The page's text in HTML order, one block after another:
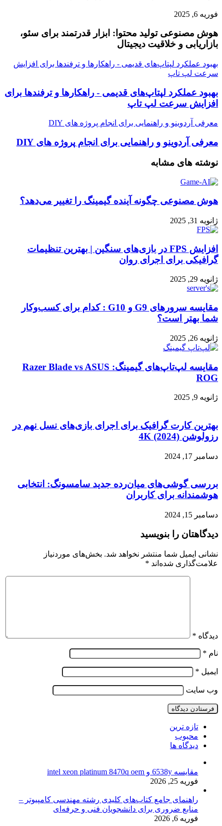
فوریه 6, 2025
هوش مصنوعی تولید محتوا: ابزار قدرتمند برای سئو،
بازاریابی و خلاقیت دیجیتال
بهبود عملکرد لپتاپ‌های قدیمی - راهکارها و ترفندها برای افزایش
سرعت لپ تاپ
بهبود عملکرد لپتاپ‌های قدیمی - راهکارها و ترفندها برای
افزایش سرعت لپ تاپ
معرفی آردوینو و راهنمایی برای انجام پروژه های DIY
معرفی آردوینو و راهنمایی برای انجام پروژه های DIY
نوشته های مشابه
هوش مصنوعی چگونه آینده گیمینگ را تغییر می‌دهد؟
ژانویه 31, 2025
افزایش FPS در بازی‌های سنگین | بهترین تنظیمات
گرافیکی برای اجرای روان
ژانویه 29, 2025
مقایسه سرورهای G9 و G10 : کدام برای کسب‌وکار
شما بهتر است؟
ژانویه 26, 2025
مقایسه لپ‌تاپ‌های گیمینگ: Razer Blade vs ASUS
ROG
ژانویه 9, 2025
بهترین کارت گرافیک برای اجرای بازی‌های نسل نهم در
رزولوشن 4K (2024)
دسامبر 17, 2024
بررسی گوشی‌های میان‌رده جدید سامسونگ: انتخابی
هوشمندانه برای کاربران
دسامبر 15, 2024
دیدگاهتان را بنویسید
نشانی ایمیل شما منتشر نخواهد شد. بخش‌های موردنیاز
علامت‌گذاری شده‌اند *
دیدگاه *
نام *
ایمیل *
وب‌ سایت
تازه ترین
محبوب
دیدگاه ها
مقایسه 6538y و intel xeon platinum 8470q oem
فوریه 25, 2026
راهنمای جامع کتاب‌های کلیدی رشته مهندسی کامپیوتر –
منابع ضروری برای دانشجویان فنی و حرفه‌ای
فوریه 6, 2026